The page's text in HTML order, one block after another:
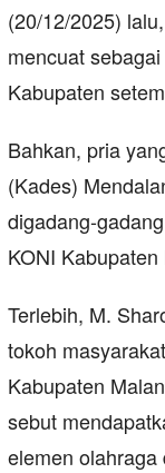
(20/12/2025)
mencuat
Kabupaten
Bahkan, pria
(Kades)
digadang-
KONI Kabupaten
Terlebih, M.
tokoh
Kabupaten
sebut
elemen